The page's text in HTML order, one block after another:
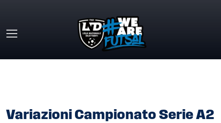
Variazioni Campionato Serie A2